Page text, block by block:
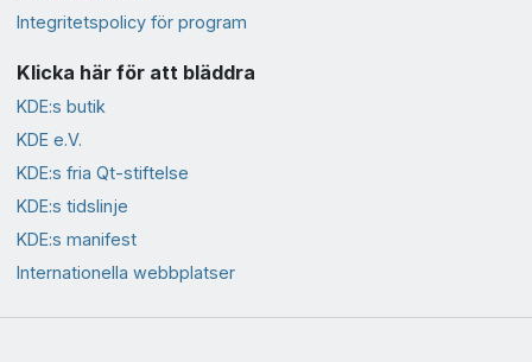
Integritetspolicy för program
Klicka här för att bläddra
KDE:s butik
KDE e.V.
KDE:s fria Qt-stiftelse
KDE:s tidslinje
KDE:s manifest
Internationella webbplatser